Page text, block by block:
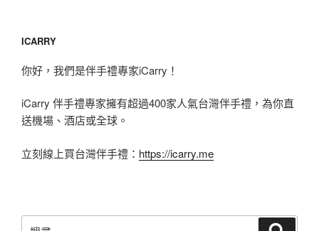
ICARRY
你好，我們是伴手禮專家iCarry！
iCarry 伴手禮專家擁有超過400家人氣台灣伴手禮，為你直
送機場、酒店或全球。
立刻線上買台灣伴手禮： https://icarry.me